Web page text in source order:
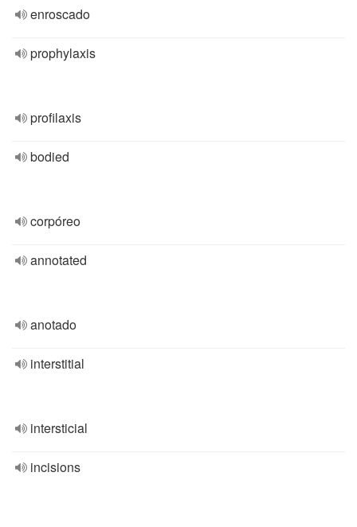
enroscado
prophylaxis
profilaxis
bodied
corpóreo
annotated
anotado
interstitial
intersticial
incisions